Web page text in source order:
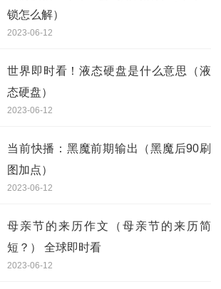
锁怎么解）
2023-06-12
世界即时看！液态硬盘是什么意思（液
态硬盘）
2023-06-12
当前快播：黑魔前期输出（黑魔后90刷
图加点）
2023-06-12
母亲节的来历作文（母亲节的来历简
短？） 全球即时看
2023-06-12